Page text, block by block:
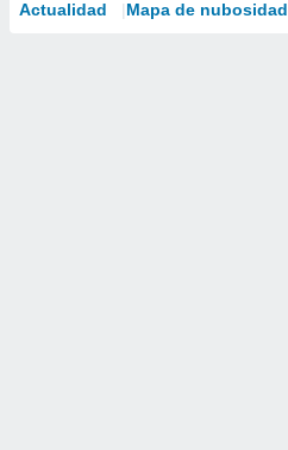
Actualidad Mapa de nubosidad